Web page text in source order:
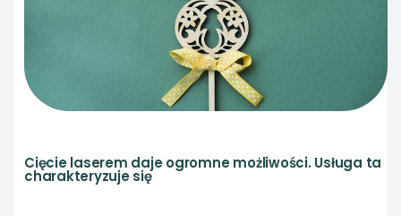
Cięcie laserem daje ogromne możliwości. Usługa ta
charakteryzuje się